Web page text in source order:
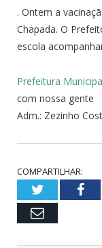
. Ontem a
Chapada. O
escola
Prefeitura
com nossa gente
Adm.: Zezinho
COMPARTILHAR:
Twitter
Email